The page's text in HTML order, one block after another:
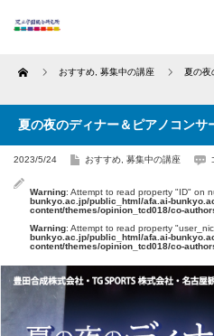
Home おすすめ 募集中の講座 夏の夜
夏の夜のディナー＆ピアノコンサ
2023/5/24 おすすめ 募集中の講座
Warning: Attempt to read property "ID" on
bunkyo.ac.jp/public_html/afa.ai-
content/themes/opinion_tcd018/co-
Warning: Attempt to read property
bunkyo.ac.jp/public_html/afa.ai-
content/themes/opinion_tcd018/co-